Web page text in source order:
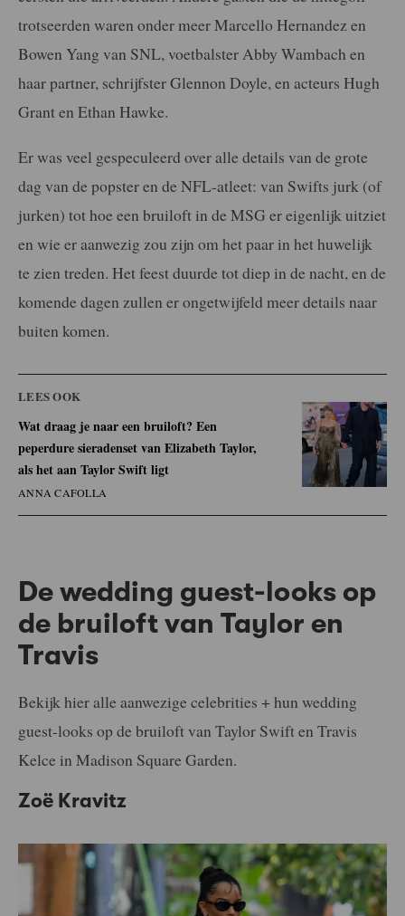
trotseerden waren onder meer Marcello Hernandez en
Bowen Yang van SNL, voetbalster Abby Wambach en
haar partner, schrijfster Glennon Doyle, en acteurs Hugh
Grant en Ethan Hawke.
Er was veel gespeculeerd over alle details van de grote
dag van de popster en de NFL-atleet: van Swifts jurk (of
jurken) tot hoe een bruiloft in de MSG er eigenlijk uitziet
en wie er aanwezig zou zijn om het paar in het huwelijk
te zien treden. Het feest duurde tot diep in de nacht, en de
komende dagen zullen er ongetwijfeld meer details naar
buiten komen.
LEES OOK
Wat draag je naar een bruiloft? Een
peperdure sieradenset van Elizabeth Taylor,
als het aan Taylor Swift ligt
ANNA CAFOLLA
De wedding guest-looks op
de bruiloft van Taylor en
Travis
Bekijk hier alle aanwezige celebrities + hun wedding
guest-looks op de bruiloft van Taylor Swift en Travis
Kelce in Madison Square Garden.
Zoë Kravitz